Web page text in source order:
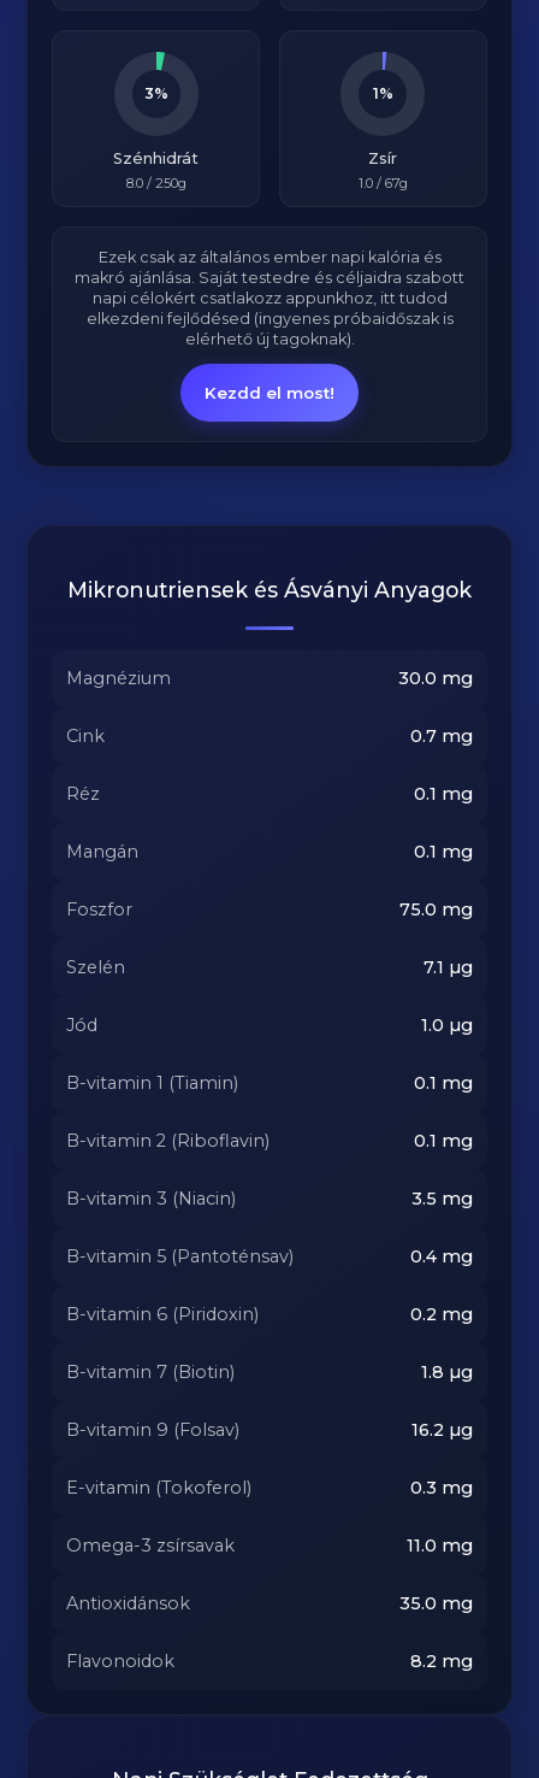
3%
Szénhidrát
8.0/ 250g
1%
Zsír
1.0/ 67g
Ezek csak az általános ember napi kalória és
makró ajánlása. Saját testedre és céljaidra szabott
napi célokért csatlakozz appunkhoz, itt tudod
elkezdeni fejlődésed (ingyenes próbaidőszak is
elérhető új tagoknak).
Kezdd el most!
Mikronutriensek és Ásványi Anyagok
Magnézium 30.0 mg
Cink 0.7mg
Réz 0.1 mg
Mangán 0.1 mg
Foszfor 75.0 mg
Szelén 7.1 µg
Jód 1.0 µg
B-vitamin 1 (Tiamin) 0.1 mg
B-vitamin 2 (Riboflavin) 0.1 mg
B-vitamin 3 (Niacin) 3.5 mg
B-vitamin 5 (Pantoténsav) 0.4mg
B-vitamin 6 (Piridoxin) 0.2 mg
B-vitamin 7 (Biotin) 1.8 µg
B-vitamin 9 (Folsav) 16.2 µg
E-vitamin (Tokoferol) 0.3 mg
Omega-3 zsírsavak 11.0 mg
Antioxidánsok 35.0 mg
Flavonoidok 8.2 mg